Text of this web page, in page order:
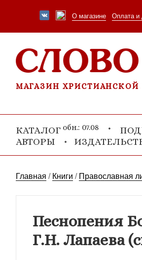
О магазине Оплата и
МАГАЗИН ХРИСТИАНСКОЙ
КАТАЛОГ обн.: 07.08
АВТОРЫ
Главная / Книги / Православная
Песнопения
Г.Н. Лапаева